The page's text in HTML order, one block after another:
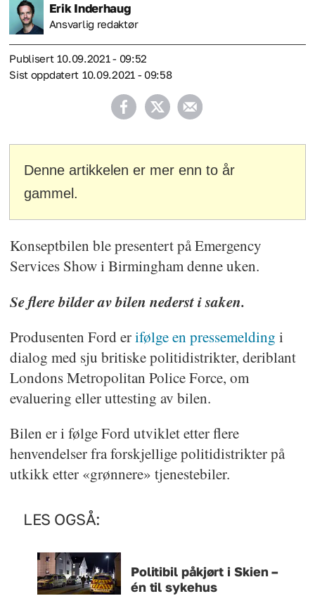
Erik Inderhaug
Ansvarlig redaktør
Publisert
10.09.2021 - 09:52
Sist oppdatert
10.09.2021 - 09:58
Denne artikkelen er mer enn to år
gammel.
Konseptbilen ble presentert på Emergency
Services Show i Birmingham denne uken.
Se flere bilder av bilen nederst i saken.
Produsenten Ford erifølge en pressemelding i
dialog med sju britiske politidistrikter, deriblant
Londons Metropolitan Police Force, om
evaluering eller uttesting av bilen.
Bilen er i følge Ford utviklet etter flere
henvendelser fra forskjellige politidistrikter på
utkikk etter «grønnere» tjenestebiler.
LES OGSÅ:
Politibil påkjørt i Skien –
én til sykehus